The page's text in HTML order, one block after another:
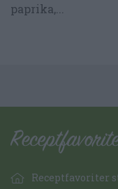
paprika,...
Receptfavoriter